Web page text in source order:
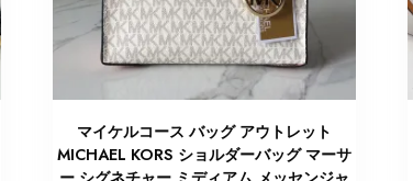
マイケルコース バッグ アウトレット
MICHAEL KORS ショルダーバッグ マーサ